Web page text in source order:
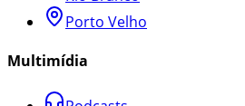
Porto Velho
Multimídia